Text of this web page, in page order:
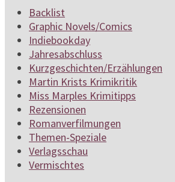
Backlist
Graphic Novels/Comics
Indiebookday
Jahresabschluss
Kurzgeschichten/Erzählungen
Martin Krists Krimikritik
Miss Marples Krimitipps
Rezensionen
Romanverfilmungen
Themen-Speziale
Verlagsschau
Vermischtes